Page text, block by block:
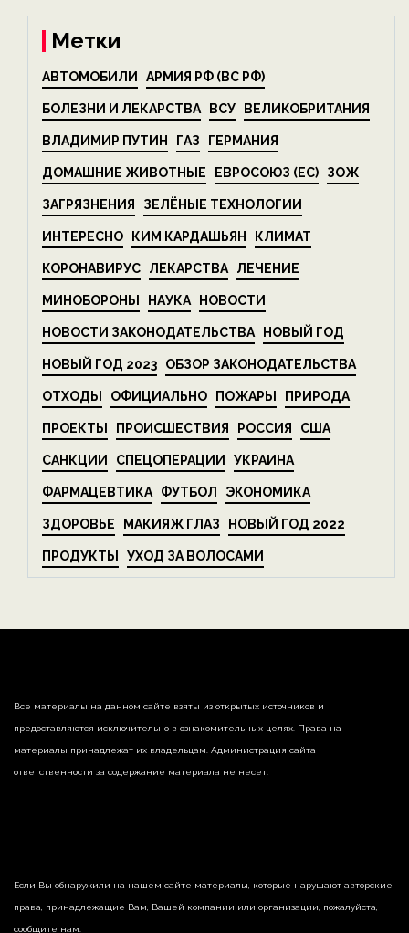
Метки
АВТОМОБИЛИ АРМИЯ РФ (ВС РФ)
БОЛЕЗНИ И ЛЕКАРСТВА ВСУ ВЕЛИКОБРИТАНИЯ
ВЛАДИМИР ПУТИН ГАЗ ГЕРМАНИЯ
ДОМАШНИЕ ЖИВОТНЫЕ ЕВРОСОЮЗ (ЕС) ЗОЖ
ЗАГРЯЗНЕНИЯ ЗЕЛЁНЫЕ ТЕХНОЛОГИИ
ИНТЕРЕСНО КИМ КАРДАШЬЯН КЛИМАТ
КОРОНАВИРУС ЛЕКАРСТВА ЛЕЧЕНИЕ
МИНОБОРОНЫ НАУКА НОВОСТИ
НОВОСТИ ЗАКОНОДАТЕЛЬСТВА НОВЫЙ ГОД
НОВЫЙ ГОД 2023 ОБЗОР ЗАКОНОДАТЕЛЬСТВА
ОТХОДЫ ОФИЦИАЛЬНО ПОЖАРЫ ПРИРОДА
ПРОЕКТЫ ПРОИСШЕСТВИЯ РОССИЯ США
САНКЦИИ СПЕЦОПЕРАЦИИ УКРАИНА
ФАРМАЦЕВТИКА ФУТБОЛ ЭКОНОМИКА
ЗДОРОВЬЕ МАКИЯЖ ГЛАЗ НОВЫЙ ГОД 2022
ПРОДУКТЫ УХОД ЗА ВОЛОСАМИ
Все материалы на данном сайте взяты из открытых источников и
предоставляются исключительно в ознакомительных целях. Права на
материалы принадлежат их владельцам. Администрация сайта
ответственности за содержание материала не несет.
Если Вы обнаружили на нашем сайте материалы, которые нарушают авторские
права, принадлежащие Вам, Вашей компании или организации, пожалуйста,
сообщите нам.